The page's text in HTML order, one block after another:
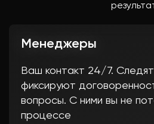
Менеджеры
Ваш контакт 24/7.
фиксируют
вопросы. С ними вы не
процессе